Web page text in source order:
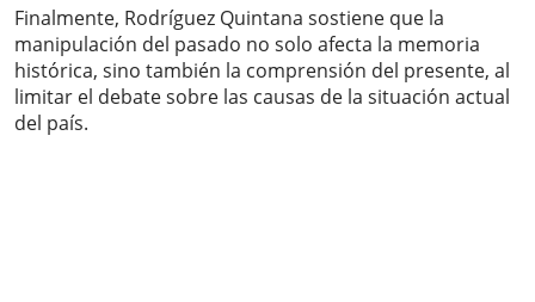
Finalmente, Rodríguez Quintana sostiene que la
manipulación del pasado no solo afecta la memoria
histórica, sino también la comprensión del presente, al
limitar el debate sobre las causas de la situación actual
del país.